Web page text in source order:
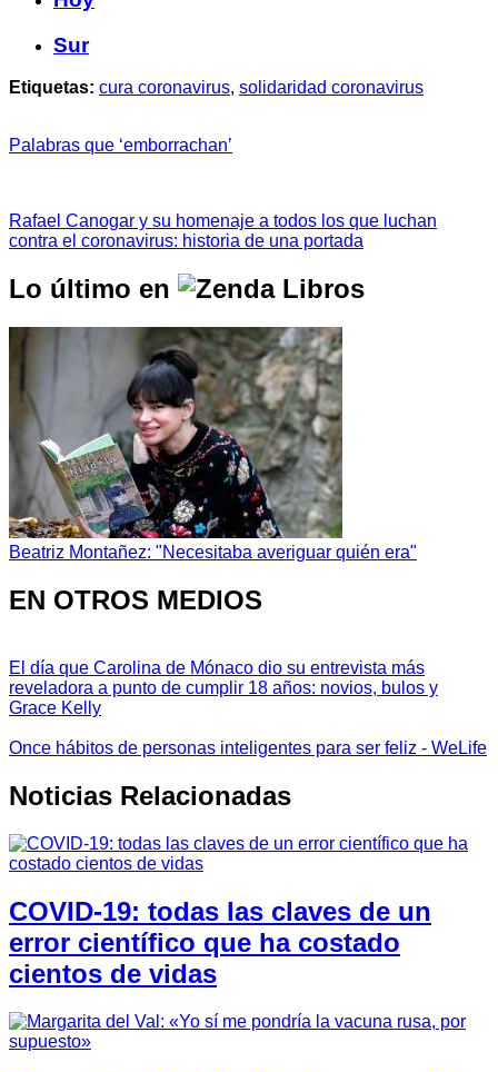
Sur
Etiquetas: cura coronavirus, solidaridad coronavirus
Palabras que ‘emborrachan’
Rafael Canogar y su homenaje a todos los que luchan
contra el coronavirus: historia de una portada
Lo último en
Beatriz Montañez: "Necesitaba averiguar quién era"
EN OTROS MEDIOS
El día que Carolina de Mónaco dio su entrevista más
reveladora a punto de cumplir 18 años: novios, bulos y
Grace Kelly
Once hábitos de personas inteligentes para ser feliz - WeLife
Noticias Relacionadas
COVID-19: todas las claves de un
error científico que ha costado
cientos de vidas